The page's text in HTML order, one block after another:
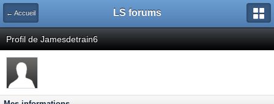
← Accueil LS forums
Profil de Jamesdetrain6